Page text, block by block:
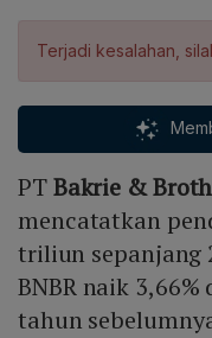
Terjadi kesalahan,
PTBakrie &
mencatatkan
triliun sepanjang
BNBR naik
tahun